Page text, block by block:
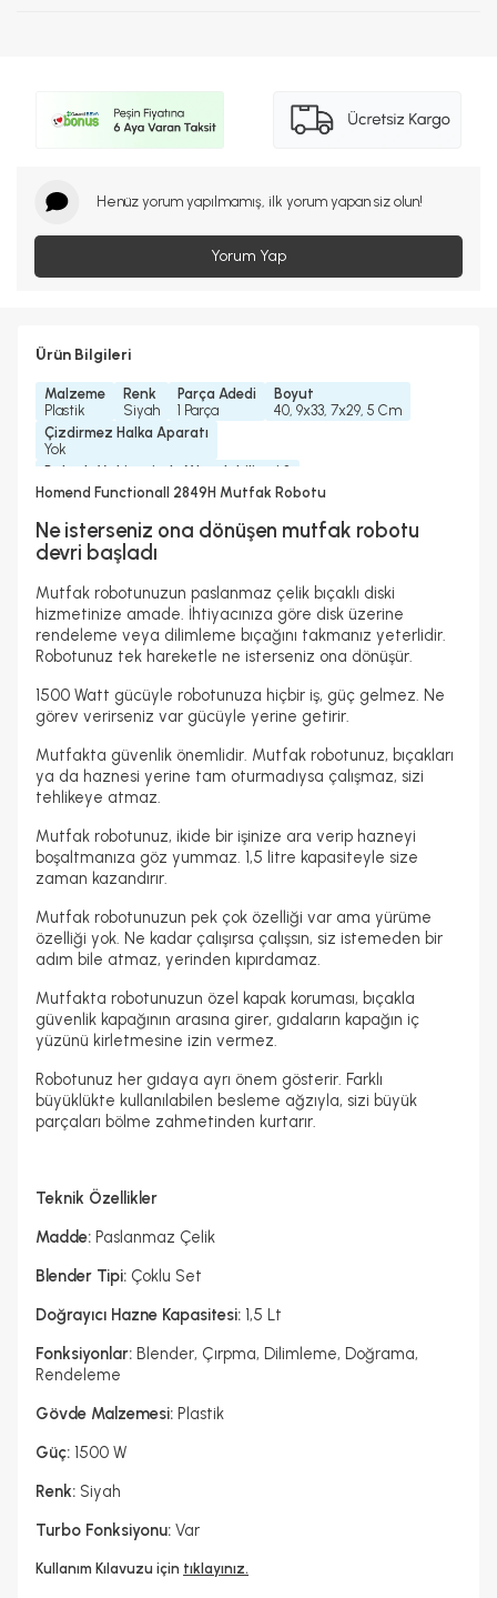
Henüz yorum yapılmamış, ilk yorum yapan siz olun!
Yorum Yap
Ürün Bilgileri
Malzeme
Plastik
Renk
Siyah
Parça Adedi
1 Parça
Boyut
40, 9x33, 7x29, 5 Cm
Çizdirmez Halka Aparatı
Yok
Bulaşık Makinesinde Yıkanılabilir mi ?
Hazne ve Aparatlar Yıkanabilir
Evet
2 Yıl
1500 Watt
Ses Yüksekliği
≤85 Db
Turbo Fonksiyonu
Var
Hız Ayarı
Kademeli
Gövde Malzemesi
Plastik
Bıçak Sayısı
2 Adet
Kablo Uzunluğu
1, 1 M
Blender Ayağı Malzemesi
Paslanmaz Çelik
Model Özellik
Bıçak Malzemesi
Homend Functionall 2849H Mutfak Robotu
Ne isterseniz ona dönüşen mutfak robotu
devri başladı
Mutfak robotunuzun paslanmaz çelik bıçaklı diski
hizmetinize amade. İhtiyacınıza göre disk üzerine
rendeleme veya dilimleme bıçağını takmanız yeterlidir.
Robotunuz tek hareketle ne isterseniz ona dönüşür.
1500 Watt gücüyle robotunuza hiçbir iş, güç gelmez. Ne
görev verirseniz var gücüyle yerine getirir.
Mutfakta güvenlik önemlidir. Mutfak robotunuz, bıçakları
ya da haznesi yerine tam oturmadıysa çalışmaz, sizi
tehlikeye atmaz.
Mutfak robotunuz, ikide bir işinize ara verip hazneyi
boşaltmanıza göz yummaz. 1,5 litre kapasiteyle size
zaman kazandırır.
Mutfak robotunuzun pek çok özelliği var ama yürüme
özelliği yok. Ne kadar çalışırsa çalışsın, siz istemeden bir
adım bile atmaz, yerinden kıpırdamaz.
Mutfakta robotunuzun özel kapak koruması, bıçakla
güvenlik kapağının arasına girer, gıdaların kapağın iç
yüzünü kirletmesine izin vermez.
Robotunuz her gıdaya ayrı önem gösterir. Farklı
büyüklükte kullanılabilen besleme ağzıyla, sizi büyük
parçaları bölme zahmetinden kurtarır.
Teknik Özellikler
Madde: Paslanmaz Çelik
Blender Tipi: Çoklu Set
Doğrayıcı Hazne Kapasitesi: 1,5 Lt
Fonksiyonlar: Blender, Çırpma, Dilimleme, Doğrama,
Rendeleme
Gövde Malzemesi: Plastik
Güç: 1500 W
Renk: Siyah
Turbo Fonksiyonu: Var
Kullanım Kılavuzu için tıklayınız.